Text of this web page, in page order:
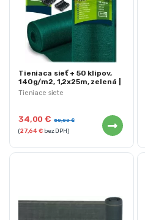
Tieniace siete
Tieniaca sieť + 50 klipov,
140g/m2, 1,2x25m, zelená |
Plonos
34,00€ 50,00€
(27,64€bez DPH)